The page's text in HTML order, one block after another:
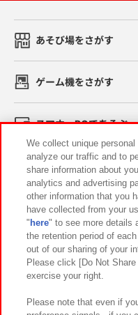
あそび場をさがす
ゲーム機をさがす
スマホ・PCであそぶ
イベント・キャンペーン
関連会社 サス
プライバシーポリシー
お取引先さまととも
カスタマーハラスメント対応
We collect unique
analyze our traffic and to
share information about
analytics and advertising
other information that you
have collected from your
" here" to see more details
the retention period of
out of our sharing of your
Please click [Do Not
exercise your right.
Please note that even if